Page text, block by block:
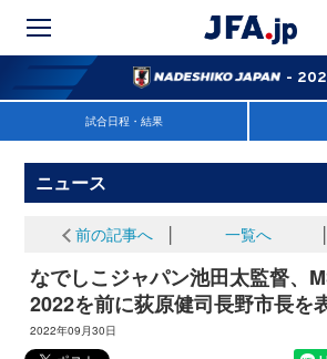
-
試合日程・結果
ニュース
前の記事へ 一覧へ
なでしこジャパン池田太監督、
2022を前に荻原健司長野市長を
2022年09月30日